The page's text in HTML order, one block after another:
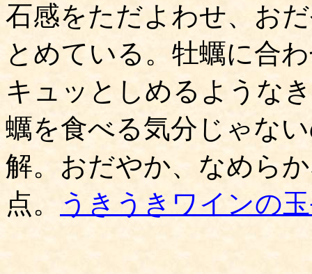
石感をただよわせ、お
とめている。牡蠣に合
キュッとしめるような
蠣を食べる気分じゃな
解。おだやか、なめら
点。 うきうきワインの